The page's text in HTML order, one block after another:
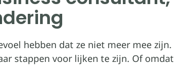
hebben dat ze niet meer mee zijn.
stappen voor lijken te zijn. Of omdat